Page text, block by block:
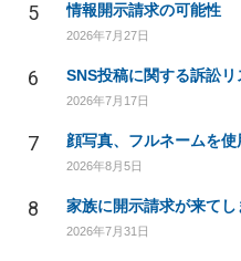
5 情報開示請求の可能性
2026年7月27日
6 SNS投稿に関する訴訟
2026年7月17日
7
2026年8月5日
8 家族に開示請求が来て
2026年7月31日